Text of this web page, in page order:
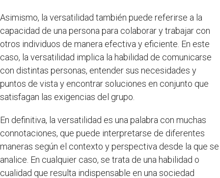
Asimismo, la versatilidad también puede referirse a la
capacidad de una persona para colaborar y trabajar con
otros individuos de manera efectiva y eficiente. En este
caso, la versatilidad implica la habilidad de comunicarse
con distintas personas, entender sus necesidades y
puntos de vista y encontrar soluciones en conjunto que
satisfagan las exigencias del grupo.
En definitiva, la versatilidad es una palabra con muchas
connotaciones, que puede interpretarse de diferentes
maneras según el contexto y perspectiva desde la que se
analice. En cualquier caso, se trata de una habilidad o
cualidad que resulta indispensable en una sociedad